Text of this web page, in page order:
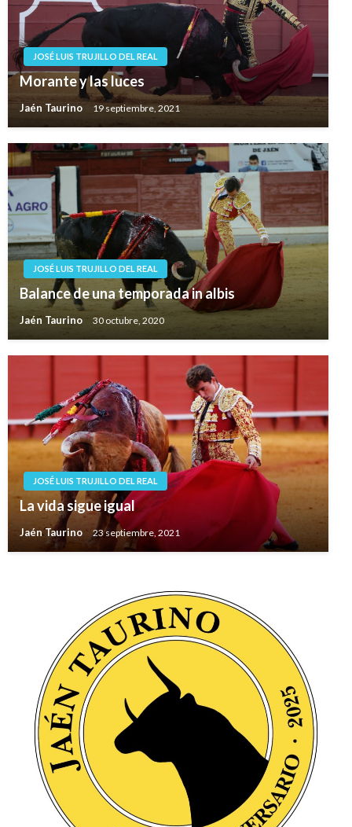
JOSÉ LUIS TRUJILLO DEL REAL
Morante y las luces
Jaén Taurino 19 septiembre, 2021
JOSÉ LUIS TRUJILLO DEL REAL
Balance de una temporada in albis
Jaén Taurino 30 octubre, 2020
JOSÉ LUIS TRUJILLO DEL REAL
La vida sigue igual
Jaén Taurino 23 septiembre, 2021